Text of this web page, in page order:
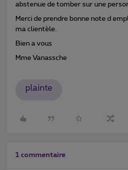
abstenue de tomber sur une
Merci de prendre bonne note d
ma clientèle.
Bien a vous
Mme Vanassche
plainte
1 commentaire